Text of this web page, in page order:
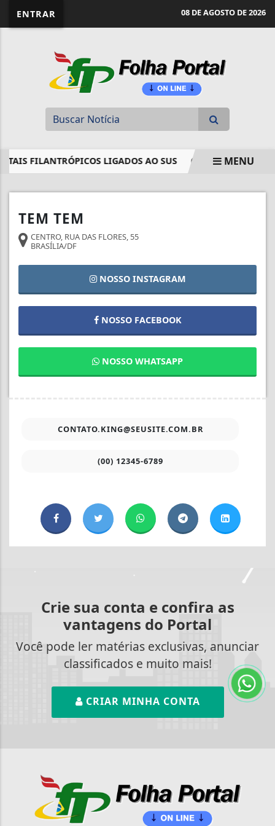
ENTRAR 08 DE AGOSTO DE 2026
FILANTRÓPICOS LIGADOS AO SUS STMMENU
TEM TEM
CENTRO, RUA DAS FLORES, 55
BRASÍLIA/DF
NOSSO INSTAGRAM
NOSSO FACEBOOK
NOSSO WHATSAPP
CONTATO.KING@SEUSITE.COM.BR
(00) 12345-6789
Crie sua conta e confira as
vantagens do Portal
Você pode ler matérias exclusivas, anunciar
classificados e muito mais!
CRIAR MINHA CONTA